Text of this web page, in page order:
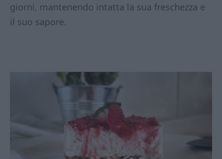
giorni, mantenendo intatta la sua freschezza e
il suo sapore.